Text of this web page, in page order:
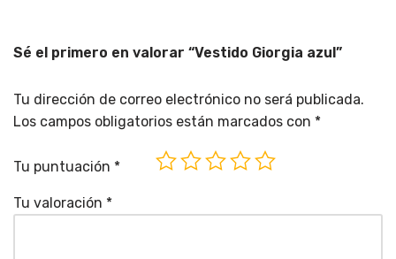
Sé el primero en valorar “Vestido Giorgia azul”
Tu dirección de correo electrónico no será publicada.
Los campos obligatorios están marcados con *
Tu puntuación *
Tu valoración *